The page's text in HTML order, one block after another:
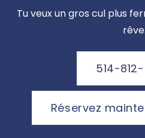
Tu veux un gros cul plus
rêve.
514-
Réservez